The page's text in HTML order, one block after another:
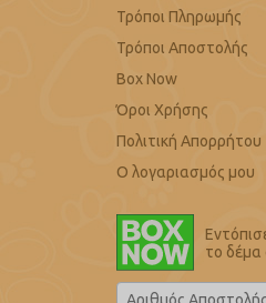
Τρόποι Πληρωμής
Τρόποι Αποστολής
Box Now
Όροι Χρήσης
Πολιτική Απορρήτου
Ο λογαριασμός μου
το δέμα